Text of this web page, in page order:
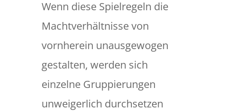
Wenn diese Spielregeln die
Machtverhältnisse von
vornherein unausgewogen
gestalten, werden sich
einzelne Gruppierungen
unweigerlich durchsetzen